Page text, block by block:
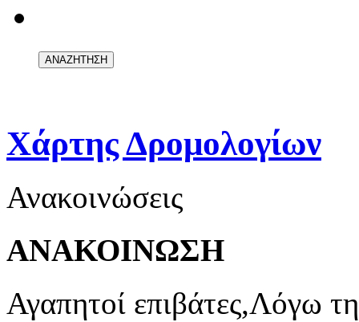
Χάρτης Δρομολογίων
Ανακοινώσεις
ΑΝΑΚΟΙΝΩΣΗ
Αγαπητοί επιβάτες,Λόγω